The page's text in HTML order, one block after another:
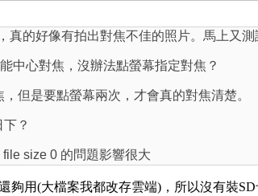
的好像有拍出對焦不佳的照片。馬上又測
中心對焦，沒辦法點螢幕指定對焦？
但是要點螢幕兩次，才會真的對焦清楚。
？
size 0 的問題影響很大
夠用(大檔案我都改存雲端)，所以沒有裝